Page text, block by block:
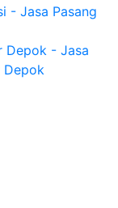
- Jasa Pasang
Depok - Jasa
Depok